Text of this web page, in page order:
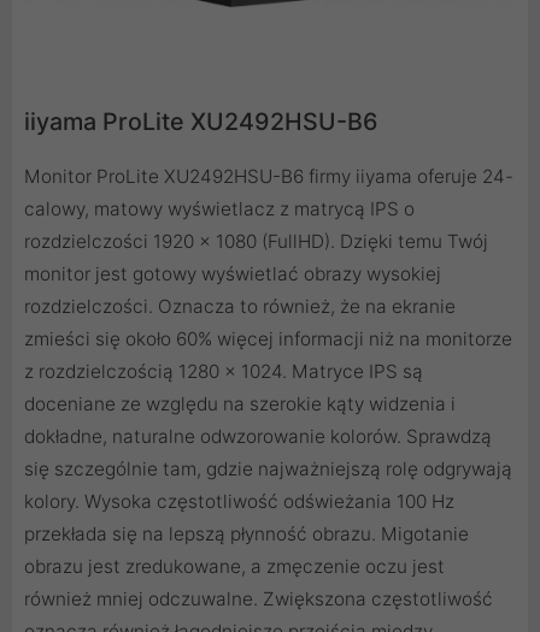
iiyama ProLite XU2492HSU-B6
Monitor ProLite XU2492HSU-B6 firmy iiyama oferuje 24-
calowy, matowy wyświetlacz z matrycą IPS o
rozdzielczości 1920 x 1080 (FullHD). Dzięki temu Twój
monitor jest gotowy wyświetlać obrazy wysokiej
rozdzielczości. Oznacza to również, że na ekranie
zmieści się około 60% więcej informacji niż na monitorze
z rozdzielczością 1280 x 1024. Matryce IPS są
doceniane ze względu na szerokie kąty widzenia i
dokładne, naturalne odwzorowanie kolorów. Sprawdzą
się szczególnie tam, gdzie najważniejszą rolę odgrywają
kolory. Wysoka częstotliwość odświeżania 100 Hz
przekłada się na lepszą płynność obrazu. Migotanie
obrazu jest zredukowane, a zmęczenie oczu jest
również mniej odczuwalne. Zwiększona częstotliwość